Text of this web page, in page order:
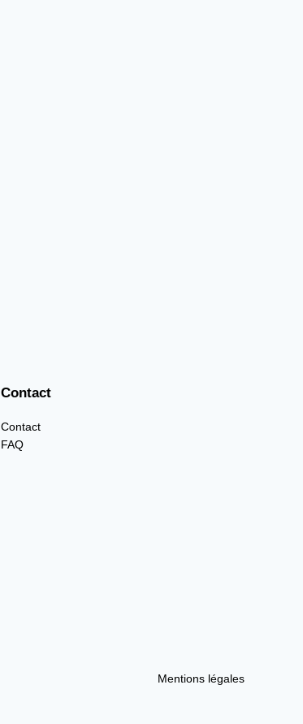
Contact
Contact
FAQ
Mentions légales